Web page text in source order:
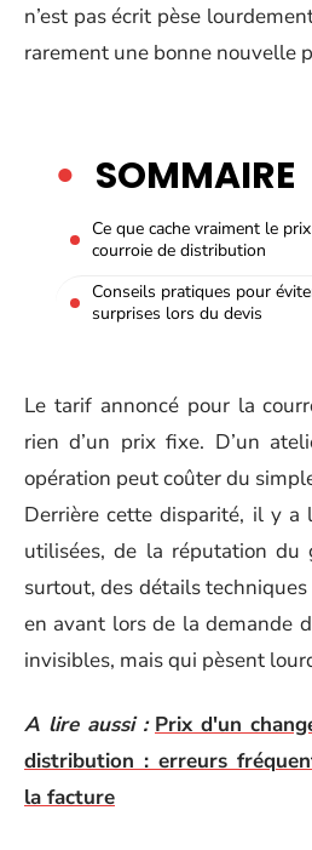
n’est pas écrit pèse
rarement une bonne nouvelle
SOMMAIRE
Ce que cache vraiment le
courroie de distribution
Conseils pratiques pour
surprises lors du devis
Le tarif annoncé pour la
rien d’un prix fixe. D’un
opération peut coûter du
Derrière cette disparité, il y a
utilisées, de la réputation du
surtout, des détails
en avant lors de la demande
invisibles, mais qui pèsent
A lire aussi : Prix d'un
distribution : erreurs
la facture